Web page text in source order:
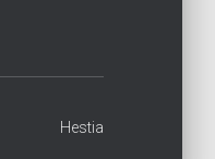
Hestia